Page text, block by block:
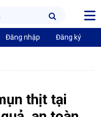
Đăng nhập Đăng ký
thịt tại